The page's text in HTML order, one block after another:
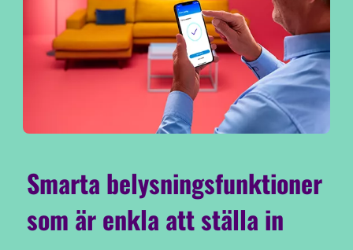
Smarta belysningsfunktioner
som är enkla att ställa in